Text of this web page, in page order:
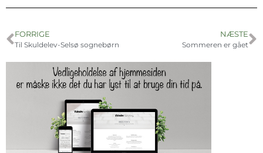
FORRIGE
Til Skuldelev-Selsø sognebørn
NÆSTE
Sommeren er gået